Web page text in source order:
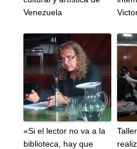
Venezuela
«Si el lector no va a la
biblioteca, hay que